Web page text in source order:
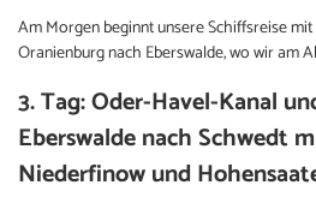
Am Morgen beginnt unsere Schiffsreise
Oranienburg nach Eberswalde, wo wir am
3. Tag: Oder-Havel-Kanal
Eberswalde nach Schwedt
Niederfinow und